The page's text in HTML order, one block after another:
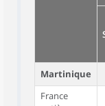
Martinique
France